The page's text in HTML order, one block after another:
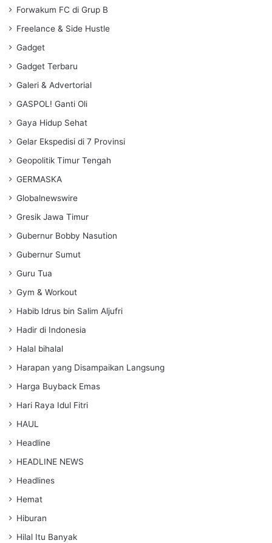
Forwakum FC di Grup B
Freelance & Side Hustle
Gadget
Gadget Terbaru
Galeri & Advertorial
GASPOL! Ganti Oli
Gaya Hidup Sehat
Gelar Ekspedisi di 7 Provinsi
Geopolitik Timur Tengah
GERMASKA
Globalnewswire
Gresik Jawa Timur
Gubernur Bobby Nasution
Gubernur Sumut
Guru Tua
Gym & Workout
Habib Idrus bin Salim Aljufri
Hadir di Indonesia
Halal bihalal
Harapan yang Disampaikan Langsung
Harga Buyback Emas
Hari Raya Idul Fitri
HAUL
Headline
HEADLINE NEWS
Headlines
Hemat
Hiburan
Hilal Itu Banyak